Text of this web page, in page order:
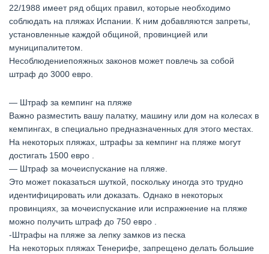
22/1988 имеет ряд общих правил, которые необходимо
соблюдать на пляжах Испании. К ним добавляются запреты,
установленные каждой общиной, провинцией или
муниципалитетом.
Несоблюдениепояжных законов может повлечь за собой
штраф до 3000 евро.
— Штраф за кемпинг на пляже
Важно разместить вашу палатку, машину или дом на колесах в
кемпингах, в специально предназначенных для этого местах.
На некоторых пляжах, штрафы за кемпинг на пляже могут
достигать 1500 евро .
— Штраф за мочеиспускание на пляже.
Это может показаться шуткой, поскольку иногда это трудно
идентифицировать или доказать. Однако в некоторых
провинциях, за мочеиспускание или испражнение на пляже
можно получить штраф до 750 евро .
-Штрафы на пляже за лепку замков из песка
На некоторых пляжах Тенерифе, запрещено делать большие